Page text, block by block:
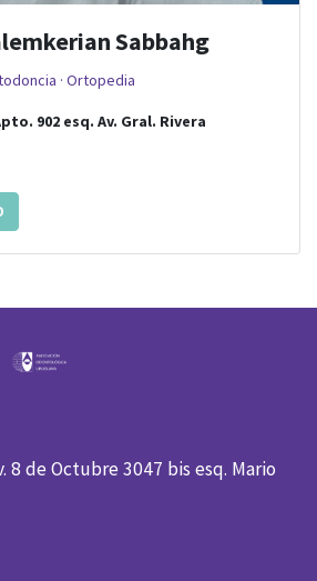
Sabbahg
· Ortopedia
902 esq. Av. Gral. Rivera
8 de Octubre 3047 bis esq. Mario